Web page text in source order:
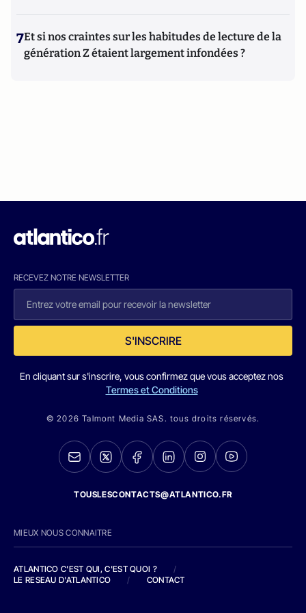
7Et si nos craintes sur les habitudes de lecture de la
génération Z étaient largement infondées ?
RECEVEZ NOTRE NEWSLETTER
S'INSCRIRE
En cliquant sur s'inscrire, vous confirmez que vous acceptez nos
Termes et Conditions
© 2026 Talmont Media SAS. tous droits réservés.
TOUSLESCONTACTS@ATLANTICO.FR
MIEUX NOUS CONNAITRE
ATLANTICO C'EST QUI, C'EST QUOI ?
/
LE RESEAU D'ATLANTICO
/ CONTACT